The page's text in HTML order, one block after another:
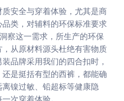
安全与穿着体验，尤其是商
类，对辅料的环保标准要求
察这一需求，所生产的环保
从原材料源头杜绝有害物质
品牌采用我们的四合扣时，
是挺括有型的西裤，都能确
镍过敏、铅超标等健康隐